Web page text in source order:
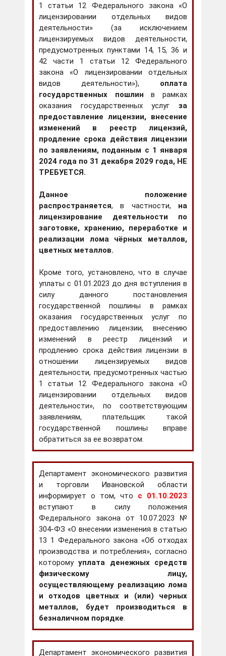
1 статьи 12 Федерального закона «О
лицензировании отдельных видов
деятельности» (за исключением
лицензируемых видов деятельности,
предусмотренных пунктами 14, 15, 36 и
42 части 1 статьи 12 Федерального
закона «О лицензировании отдельных
видов деятельности»), оплата
государственных пошлин в рамках
оказания государственных услуг за
предоставление лицензии, внесение
изменений в реестр лицензий,
продление срока действия лицензии
по заявлениям, поданным с 1 января
2024 года по 31 декабря 2029 года, НЕ
ТРЕБУЕТСЯ.
Данное положение
распространяется, в частности, на
лицензирование деятельности по
заготовке, хранению, переработке и
реализации лома чёрных металлов,
цветных металлов.
Кроме того, установлено, что в случае
уплаты с 01.01.2023 до дня вступления в
силу данного постановления
государственной пошлины в рамках
оказания государственных услуг по
предоставлению лицензии, внесению
изменений в реестр лицензий и
продлению срока действия лицензии в
отношении лицензируемых видов
деятельности, предусмотренных частью
1 статьи 12 Федерального закона «О
лицензировании отдельных видов
деятельности», по соответствующим
заявлениям, плательщик такой
государственной пошлины вправе
обратиться за ее возвратом.
Департамент экономического развития
и торговли Ивановской области
информирует о том, что с 01.10.2023
вступают в силу положения
Федерального закона от 10.07.2023 №
304-ФЗ «О внесении изменения в статью
13 1 Федерального закона «Об отходах
производства и потребления», согласно
которомууплата денежных средств
физическому лицу,
осуществляющему реализацию лома
и отходов цветных и (или) черных
металлов, будет производиться в
безналичном порядке.
Департамент экономического развития